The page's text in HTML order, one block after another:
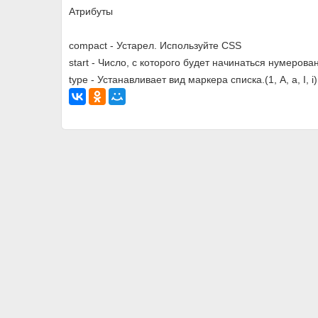
Атрибуты
compact - Устарел. Используйте CSS
start - Число, с которого будет начинаться
type - Устанавливает вид маркера списка.(1, A, a, I, i)